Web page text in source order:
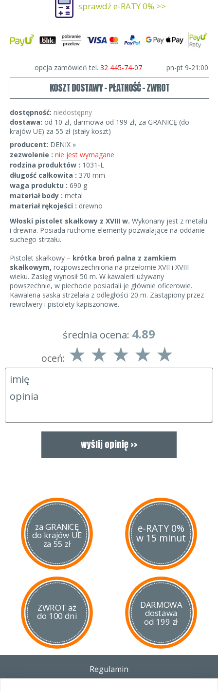
sprawdź e-RATY 0% >>
opcja zamówień tel. 32 445-74-07 pn-pt 9-21:00
KOSZT DOSTAWY - PŁATNOŚĆ - ZWROT
dostępność: niedostępny
dostawa: od 10 zł, darmowa od 199 zł, za GRANICĘ (do
krajów UE) za 55 zł (stały koszt)
producent: DENIX »
zezwolenie : nie jest wymagane
rodzina produktów : 1031-L
długość całkowita : 370 mm
waga produktu : 690 g
materiał body : metal
materiał rękojeści : drewno
Włoski pistolet skałkowy z XVIII w. Wykonany jest z metalu
i drewna. Posiada ruchome elementy pozwalające na oddanie
suchego strzału.
Pistolet skałkowy – krótka broń palna z zamkiem
skałkowym, rozpowszechniona na przełomie XVII i XVIII
wieku. Zasięg wynosił 50 m. W kawalerii używany
powszechnie, w piechocie posiadali je głównie oficerowie.
Kawaleria saska strzelała z odległości 20 m. Zastąpiony przez
rewolwery i pistolety kapiszonowe.
średnia ocena: 4.89
oceń:
za GRANICĘ
do krajów UE
za 55 zł
e-RATY 0%
w 15 minut
ZWROT aż
do 100 dni
DARMOWA
dostawa
od 199 zł
Regulamin